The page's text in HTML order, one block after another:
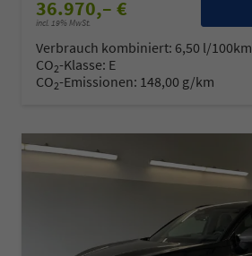
36.970,– €
incl. 19% MwSt.
Verbrauch kombiniert: 6,50 l/100km
CO2-Klasse: E
CO2-Emissionen: 148,00 g/km